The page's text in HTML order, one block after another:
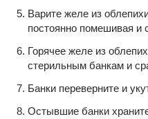
Варите желе из
постоянно помешивая и
Горячее желе из
стерильным банкам и
Банки переверните и
Остывшие банки